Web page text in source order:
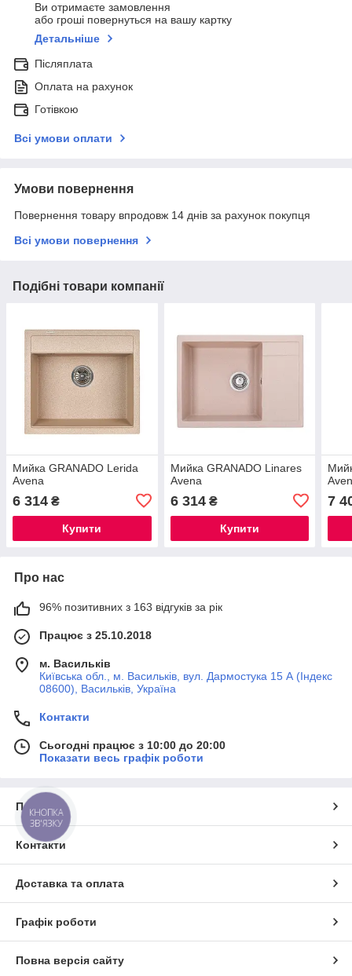
Ви отримаєте замовлення
або гроші повернуться на вашу картку
Детальніше
Післяплата
Оплата на рахунок
Готівкою
Всі умови оплати
Умови повернення
Повернення товару впродовж 14 днів за рахунок покупця
Всі умови повернення
Подібні товари компанії
Мийка GRANADO Lerida
Avena
6 314 ₴
Купити
Мийка GRANADO Linares
Avena
6 314₴
Купити
7
Про нас
96% позитивних з 163 відгуків за рік
Працює з 25.10.2018
м. Васильків
Київська обл., м. Васильків, вул. Дармостука 15 А (Індекс
08600), Васильків, Україна
Контакти
Сьогодні працює з 10:00 до 20:00
Показати весь графік роботи
Про нас
Контакти
Доставка та оплата
Графік роботи
Повна версія сайту
КНОПКА
ЗВ'ЯЗКУ